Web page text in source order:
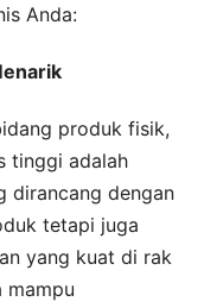
Anda:
produk fisik,
tinggi adalah
dirancang dengan
tetapi juga
yang kuat di rak
mampu